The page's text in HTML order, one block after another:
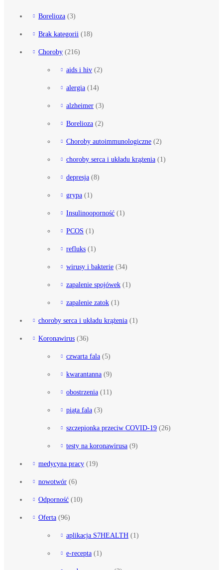
Borelioza (3)
Brak kategorii (18)
Choroby (216)
aids i hiv (2)
alergia (14)
alzheimer (3)
Borelioza (2)
Choroby autoimmunologiczne (2)
choroby serca i układu krążenia (1)
depresja (8)
grypa (1)
Insulinooporność (1)
PCOS (1)
refluks (1)
wirusy i bakterie (34)
zapalenie spojówek (1)
zapalenie zatok (1)
choroby serca i układu krążenia (1)
Koronawirus (36)
czwarta fala (5)
kwarantanna (9)
obostrzenia (11)
piąta fala (3)
szczepionka przeciw COVID-19 (26)
testy na koronawirusa (9)
medycyna pracy (19)
nowotwór (6)
Odporność (10)
Oferta (96)
aplikacja S7HEALTH (1)
e-recepta (1)